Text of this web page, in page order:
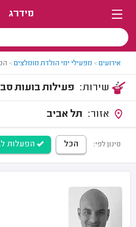
מידרג
אירועים> מפעילי ימי הולדת מומלצים>
פעילות בועות
תל אביב
סינון לפי: הכל הפעלות